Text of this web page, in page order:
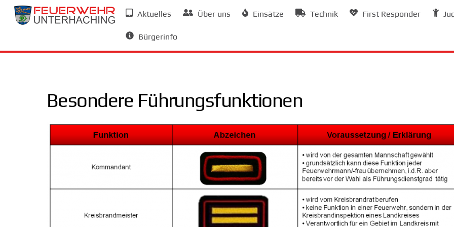
Skip
Aktuelles Über uns Einsätze Technik First Responder
Bürgerinfo
Besondere Führungsfunktionen